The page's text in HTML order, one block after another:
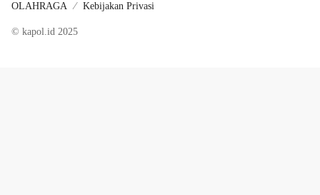
OLAHRAGA
Kebijakan Privasi
© kapol.id 2025